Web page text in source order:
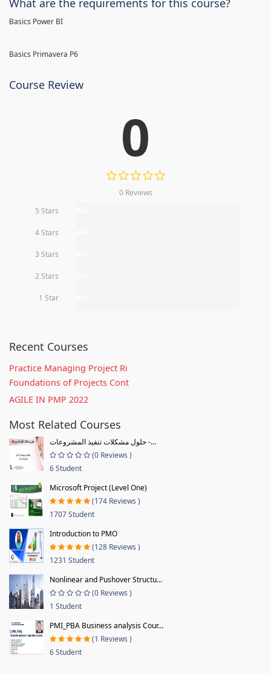
Basics Power BI
Basics Primavera P6
Course Review
0
0 Reviews
5 Stars
4 Stars
3 Stars
2 Stars
1 Star
Recent Courses
Practice Managing Project Ri
Foundations of Projects Cont
AGILE IN PMP 2022
Most Related Courses
حلول مشكلات تنفيذ المشروعات -...
(0 Reviews )
6 Student
Microsoft Project (Level One)
(174 Reviews )
1707 Student
Introduction to PMO
(128 Reviews )
1231 Student
Nonlinear and Pushover Structu...
(0 Reviews )
1 Student
PMI_PBA Business analysis Cour...
(1 Reviews )
6 Student